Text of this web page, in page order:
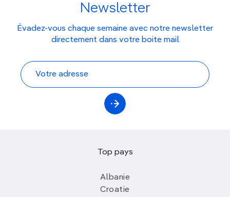
Newsletter
Évadez-vous chaque semaine avec notre newsletter
directement dans votre boite mail
Top pays
Albanie
Croatie